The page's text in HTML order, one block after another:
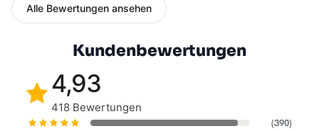
Alle Bewertungen ansehen
Kundenbewertungen
4,93
418 Bewertungen
(390)